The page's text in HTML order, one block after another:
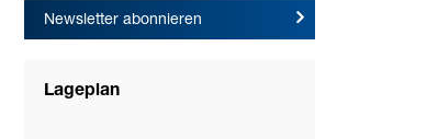
Newsletter abonnieren
Lageplan